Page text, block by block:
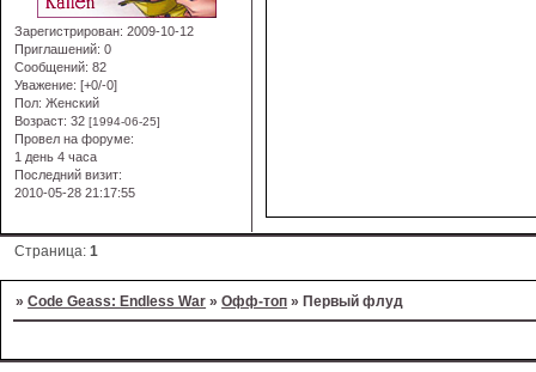
Зарегистрирован: 2009-10-12
Приглашений: 0
Сообщений: 82
Уважение: [+0/-0]
Пол: Женский
Возраст: 32 [1994-06-25]
Провел на форуме:
1 день 4 часа
Последний визит:
2010-05-28 21:17:55
Страница:1
»Code Geass: Endless War »Офф-топ » Первый флуд